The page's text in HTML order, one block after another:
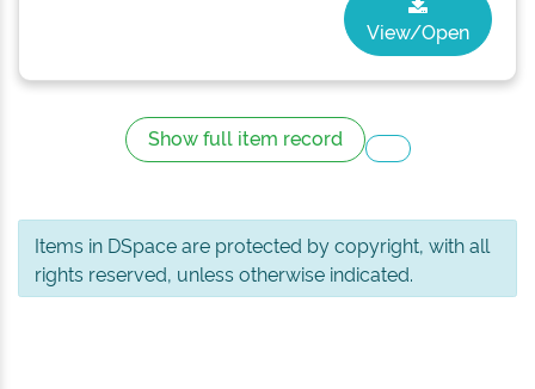
View/Open
Show full item record
Items in DSpace are protected by copyright, with all
rights reserved, unless otherwise indicated.